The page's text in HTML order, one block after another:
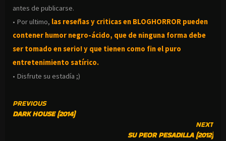
antes de publicarse.
• Por ultimo, las reseñas y criticas en BLOGHORROR pueden
contener humor negro-ácido, que de ninguna forma debe
ser tomado en serio! y que tienen como fin el puro
entretenimiento satírico.
• Disfrute su estadía ;)
CONTINUE
READING
PREVIOUS
DARK HOUSE (2014)
NEXT
SU PEOR PESADILLA (2012)